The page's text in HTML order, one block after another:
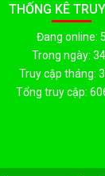
THỐNG KÊ
Đang online: 5
Trong ngày:
Truy cập tháng:
Tổng truy cập: